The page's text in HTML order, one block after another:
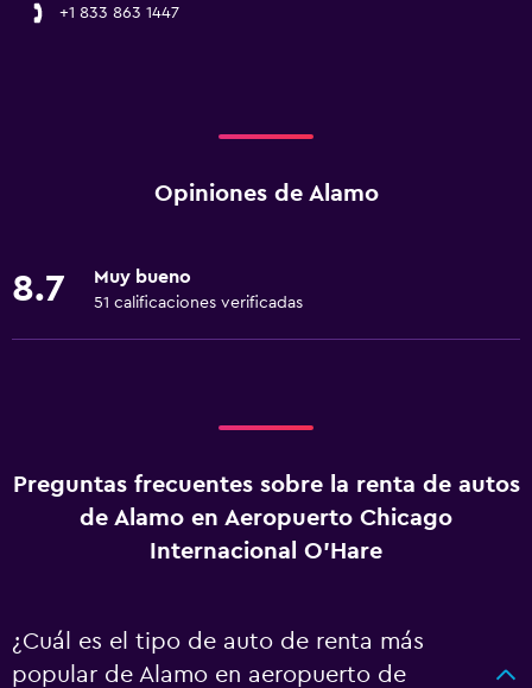
+1 833 863 1447
Opiniones de Alamo
8.7 Muy bueno
51 calificaciones verificadas
Preguntas frecuentes sobre la renta de autos
de Alamo en Aeropuerto Chicago
Internacional O'Hare
¿Cuál es el tipo de auto de renta más
popular de Alamo en aeropuerto de